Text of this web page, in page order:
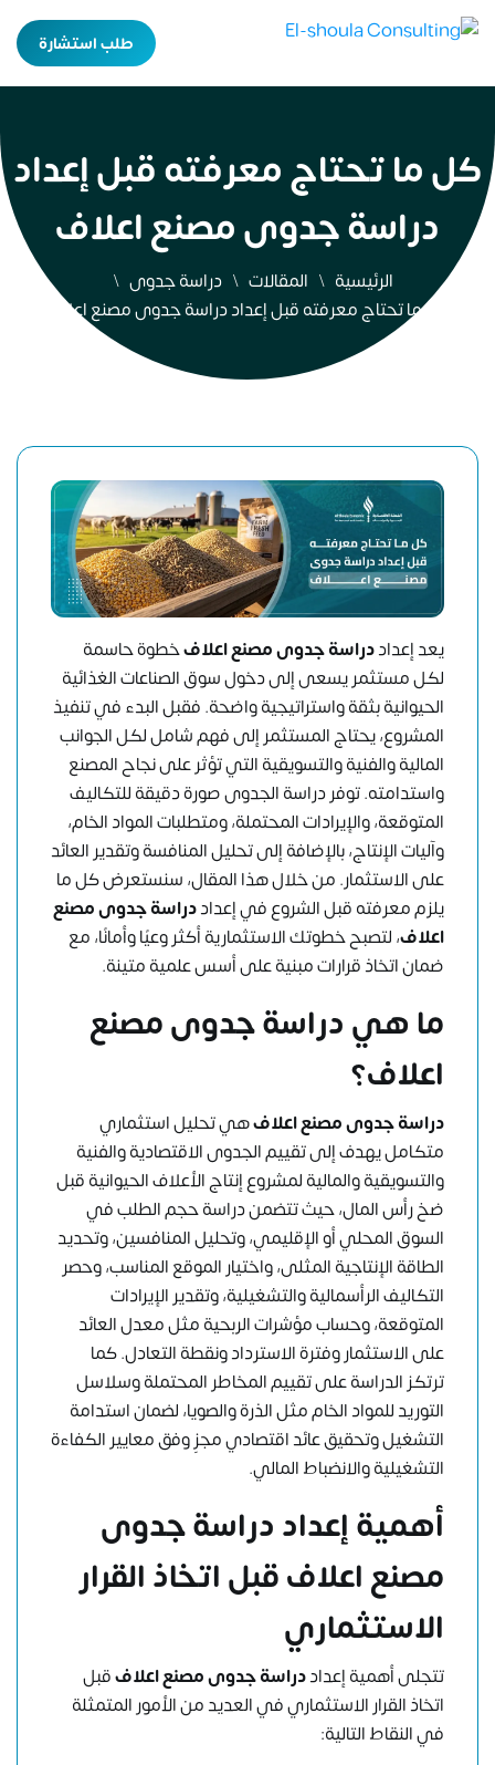
طلب استشارة
كل ما تحتاج معرفته قبل إعداد
دراسة جدوى مصنع اعلاف
الرئيسية المقالات
دراسة جدوى
كل ما تحتاج معرفته قبل إعداد دراسة جدوى مصنع اعلاف
يعد إعداددراسة جدوى مصنع اعلافخطوة حاسمة
لكل مستثمر يسعى إلى دخول سوق الصناعات الغذائية
الحيوانية بثقة واستراتيجية واضحة. فقبل البدء في تنفيذ
المشروع، يحتاج المستثمر إلى فهم شامل لكل الجوانب
المالية والفنية والتسويقية التي تؤثر على نجاح المصنع
واستدامته. توفر دراسة الجدوى صورة دقيقة للتكاليف
المتوقعة، والإيرادات المحتملة، ومتطلبات المواد الخام،
وآليات الإنتاج، بالإضافة إلى تحليل المنافسة وتقدير العائد
على الاستثمار. من خلال هذا المقال، سنستعرض كل ما
يلزم معرفته قبل الشروع في إعداددراسة جدوى مصنع
اعلاف، لتصبح خطوتك الاستثمارية أكثر وعيًا وأمانًا، مع
ضمان اتخاذ قرارات مبنية على أسس علمية متينة.
ما هي دراسة جدوى مصنع
اعلاف؟
دراسة جدوى مصنع اعلافهي تحليل استثماري
متكامل يهدف إلى تقييم الجدوى الاقتصادية والفنية
والتسويقية والمالية لمشروع إنتاج الأعلاف الحيوانية قبل
ضخ رأس المال، حيث تتضمن دراسة حجم الطلب في
السوق المحلي أو الإقليمي، وتحليل المنافسين، وتحديد
الطاقة الإنتاجية المثلى، واختيار الموقع المناسب، وحصر
التكاليف الرأسمالية والتشغيلية، وتقدير الإيرادات
المتوقعة، وحساب مؤشرات الربحية مثل معدل العائد
على الاستثمار وفترة الاسترداد ونقطة التعادل. كما
ترتكز الدراسة على تقييم المخاطر المحتملة وسلاسل
التوريد للمواد الخام مثل الذرة والصويا، لضمان استدامة
التشغيل وتحقيق عائد اقتصادي مجزٍ وفق معايير الكفاءة
التشغيلية والانضباط المالي.
أهمية إعداد دراسة جدوى
مصنع اعلاف قبل اتخاذ القرار
الاستثماري
تتجلى أهمية إعداددراسة جدوى مصنع اعلافقبل
اتخاذ القرار الاستثماري في العديد من الأمور المتمثلة
في النقاط التالية: